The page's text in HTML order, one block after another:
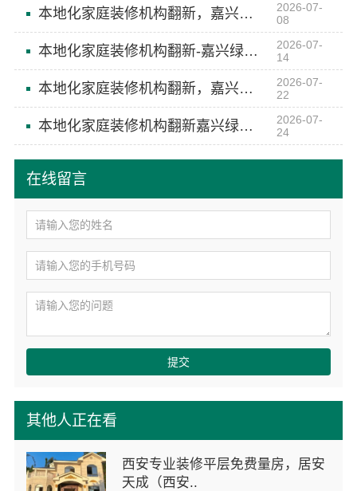
其他人正在看
西安专业装修平层免费量房，居安
天成（西安..
在线留言
提交
本地化家庭装修机构翻新，嘉兴绿色之家建材科技
2026-07-
08
本地化家庭装修机构翻新-嘉兴绿色之家建材科技
2026-07-
14
本地化家庭装修机构翻新，嘉兴绿色之家建材科技有限公司焕新家园
2026-07-
22
本地化家庭装修机构翻新嘉兴绿色之家建材科技有限公司
2026-07-
24